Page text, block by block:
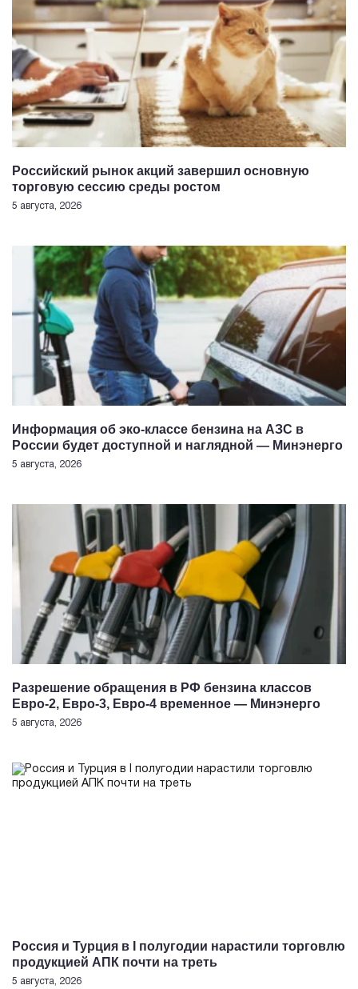
Российский рынок акций завершил основную
торговую сессию среды ростом
5 августа, 2026
Информация об эко-классе бензина на АЗС в
России будет доступной и наглядной — Минэнерго
5 августа, 2026
Разрешение обращения в РФ бензина классов
Евро-2, Евро-3, Евро-4 временное — Минэнерго
5 августа, 2026
Россия и Турция в I полугодии нарастили торговлю
продукцией АПК почти на треть
5 августа, 2026